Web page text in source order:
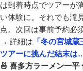
は到着時点でツアーが
い体験に。それでも滝
点。次回は事前予約必
→ 詳細は 「冬の宮城
ツアーに挑んだ結末は
🍜 喜多方ラーメン一